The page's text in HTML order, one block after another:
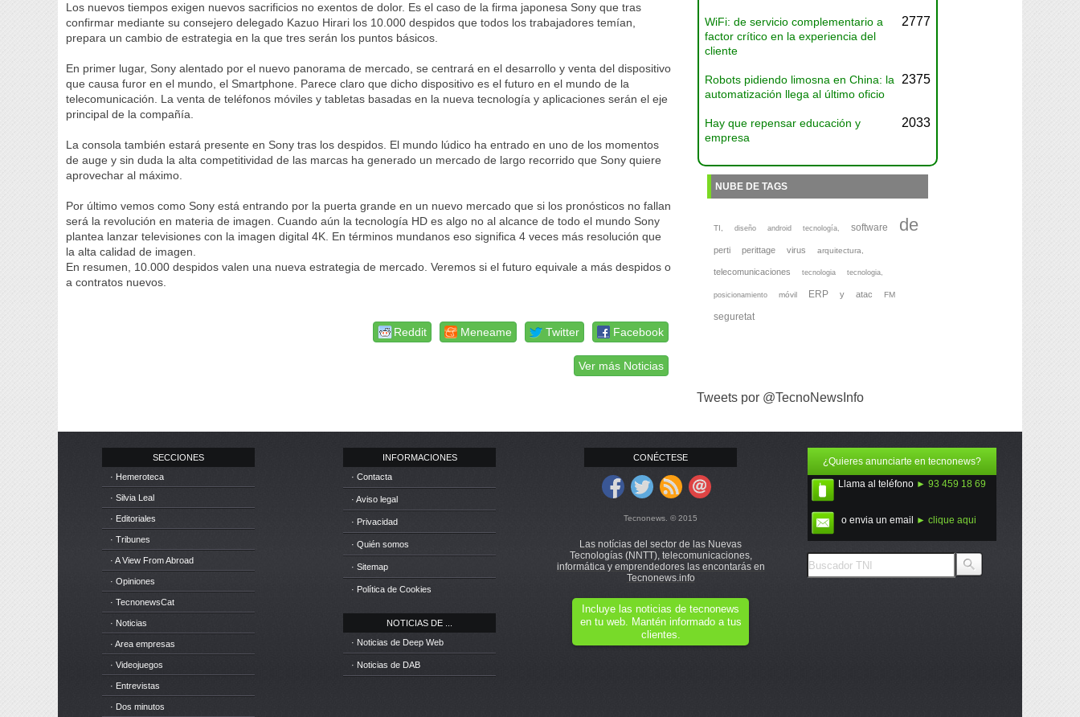
Los nuevos tiempos exigen nuevos sacrificios no exentos de dolor. Es el caso de la firma japonesa Sony que tras
confirmar mediante su consejero delegado Kazuo Hirari los 10.000 despidos que todos los trabajadores temían,
prepara un cambio de estrategia en la que tres serán los puntos básicos.
En primer lugar, Sony alentado por el nuevo panorama de mercado, se centrará en el desarrollo y venta del dispositivo
que causa furor en el mundo, el Smartphone. Parece claro que dicho dispositivo es el futuro en el mundo de la
telecomunicación. La venta de teléfonos móviles y tabletas basadas en la nueva tecnología y aplicaciones serán el eje
principal de la compañía.
La consola también estará presente en Sony tras los despidos. El mundo lúdico ha entrado en uno de los momentos
de auge y sin duda la alta competitividad de las marcas ha generado un mercado de largo recorrido que Sony quiere
aprovechar al máximo.
Por último vemos como Sony está entrando por la puerta grande en un nuevo mercado que si los pronósticos no fallan
será la revolución en materia de imagen. Cuando aún la tecnología HD es algo no al alcance de todo el mundo Sony
plantea lanzar televisiones con la imagen digital 4K. En términos mundanos eso significa 4 veces más resolución que
la alta calidad de imagen.
En resumen, 10.000 despidos valen una nueva estrategia de mercado. Veremos si el futuro equivale a más despidos o
a contratos nuevos.
Facebook
Twitter
Meneame
Reddit
Ver más Noticias
WiFi: de servicio complementario a
factor crítico en la experiencia del
cliente
2777
Robots pidiendo limosna en China: la
automatización llega al último oficio
2375
Hay que repensar educación y
empresa
2033
NUBE DE TAGS
TI, diseño android tecnología, software de
perti perittage virus arquitectura,
telecomunicaciones tecnologia tecnologia,
posicionamiento móvil ERP y atac FM
seguretat
Tweets por @TecnoNewsInfo
SECCIONES
· Hemeroteca
· Silvia Leal
· Editoriales
· Tribunes
· A View From Abroad
· Opiniones
· TecnonewsCat
· Noticias
· Area empresas
· Videojuegos
· Entrevistas
· Dos minutos
INFORMACIONES
· Contacta
· Aviso legal
· Privacidad
· Quién somos
· Sitemap
· Política de Cookies
NOTICIAS DE ...
· Noticias de Deep Web
· Noticias de DAB
CONÉCTESE
Tecnonews. © 2015
Las notícias del sector de las Nuevas
Tecnologías (NNTT), telecomunicaciones,
informática y emprendedores las encontarás en
Tecnonews.info
Incluye las noticias de tecnonews
en tu web. Mantén informado a tus
clientes.
¿Quieres anunciarte en tecnonews?
Llama al teléfono ► 93 459 18 69
o envia un email ► clique aqui